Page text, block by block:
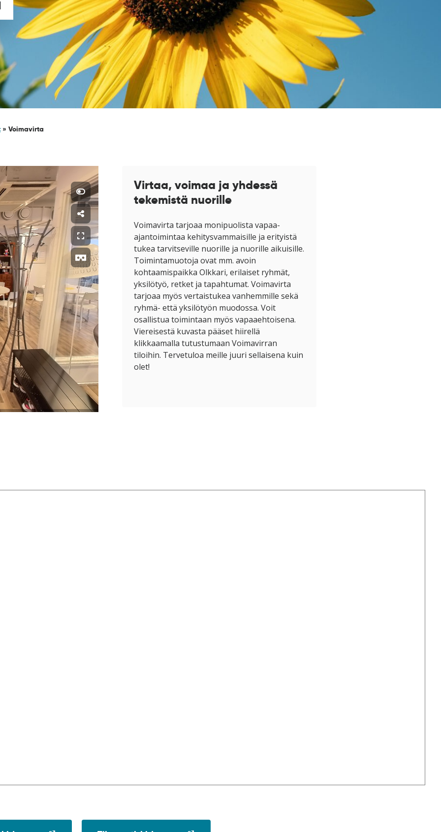
» Voimavirta
Virtaa, voimaa ja yhdessä
tekemistä nuorille
Voimavirta tarjoaa monipuolista vapaa-
ajantoimintaa kehitysvammaisille ja erityistä
tukea tarvitseville nuorille ja nuorille aikuisille.
Toimintamuotoja ovat mm. avoin
kohtaamispaikka Olkkari, erilaiset ryhmät,
yksilötyö, retket ja tapahtumat. Voimavirta
tarjoaa myös vertaistukea vanhemmille sekä
ryhmä- että yksilötyön muodossa. Voit
osallistua toimintaan myös vapaaehtoisena.
Viereisestä kuvasta pääset hiirellä
klikkaamalla tutustumaan Voimavirran
tiloihin. Tervetuloa meille juuri sellaisena kuin
olet!